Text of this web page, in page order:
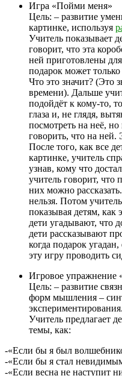
Игра «Пойми меня»
Цель: – развитие
картинке, используя
Учитель показывает
говорит, что эта
ней приготовлены
подарок может только
Что это значит? (Это
времени). Дальше
подойдёт к кому-то,
глаза и, не глядя,
посмотреть на неё,
говорить, что на ней.
После того, как все
картинке, учитель
узнав, кому что
учитель говорит, что
них можно
нельзя. Потом
показывая детям, как
дети угадывают, что
дети рассказывают
когда подарок
эту игру проводить
Игровое
Цель: – развитие
форм мышления –
экспериментирования.
Учитель предлагает
темы, как:
-«Если бы я был
-«Если бы я стал
-«Если весна не наступит